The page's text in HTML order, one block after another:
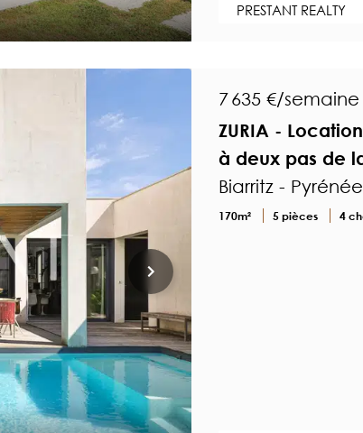
PRESTANT REALTY
7 635 €/semaine
ZURIA -
à deux pas de
Biarritz -
170m² 5 pièces 4